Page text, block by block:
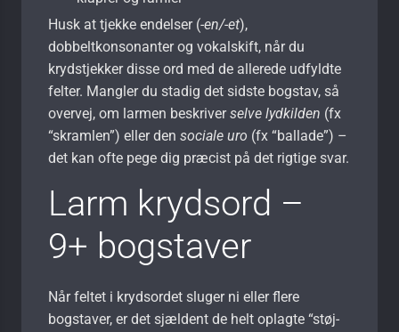
Husk at tjekke endelser (-en/-et),
dobbeltkonsonanter og vokalskift, når du
krydstjekker disse ord med de allerede udfyldte
felter. Mangler du stadig det sidste bogstav, så
overvej, om larmen beskriverselve lydkilden (fx
“skramlen”) eller den sociale uro (fx “ballade”) –
det kan ofte pege dig præcist på det rigtige svar.
Larm krydsord –
9+ bogstaver
Når feltet i krydsordet sluger ni eller flere
bogstaver, er det sjældent de helt oplagte “støj-